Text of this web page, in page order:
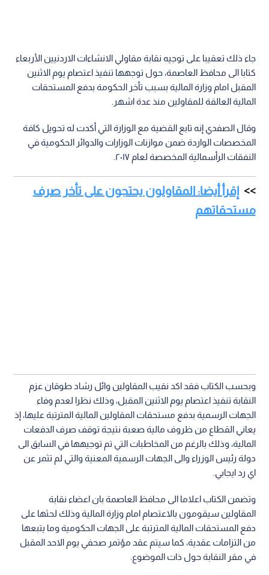
جاء ذلك تعقيبا على توجيه نقابة مقاولي الانشاءات الاردنيين الأربعاء
كتابا الى محافظ العاصمة، حول توجهها تنفيذ اعتصام يوم الاثنين
المقبل امام وزارة المالية بسبب تأخر الحكومة بدفع المستحقات
المالية العالقة للمقاولين منذ عدة اشهر.
وقال الصفدي إنه تابع القضية مع الوزارة التي أكدت له تحويل كافة
المخصصات الواردة ضمن موازنات الوزارات والدوائر الحكومية في
النفقات الرأسمالية المخصصة لعام ٢٠١٧.
إقرأ أيضا: المقاولون يحتجون على تأخر صرف
مستحقاتهم
وبحسب الكتاب فقد اكد نقيب المقاولين وائل رشاد طوقان عزم
النقابة تنفيذ اعتصام يوم الاثنين المقبل، وذلك نظرا لعدم وفاء
الجهات الرسمية بدفع مستحقات المقاولين المالية المترتبة عليها، إذ
يعاني القطاع من ظروف مالية صعبة نتيجة توقف صرف الدفعات
المالية، وذلك بالرغم من المخاطبات التي تم توجيهها في السابق الى
دولة رئيس الوزراء والى الجهات الرسمية المعنية والتي لم تثمر عن
اي رد ايجابي.
وتضمن الكتاب اعلاما الى محافظ العاصمة بان اعضاء نقابة
المقاولين سيقومون بالاعتصام امام وزارة المالية وذلك لحثها على
دفع المستحقات المالية المترتبة على الجهات الحكومية وما يتبعها
من التزامات عقدية، كما سيتم عقد مؤتمر صحفي يوم الاحد المقبل
في مقر النقابة حول ذات الموضوع.